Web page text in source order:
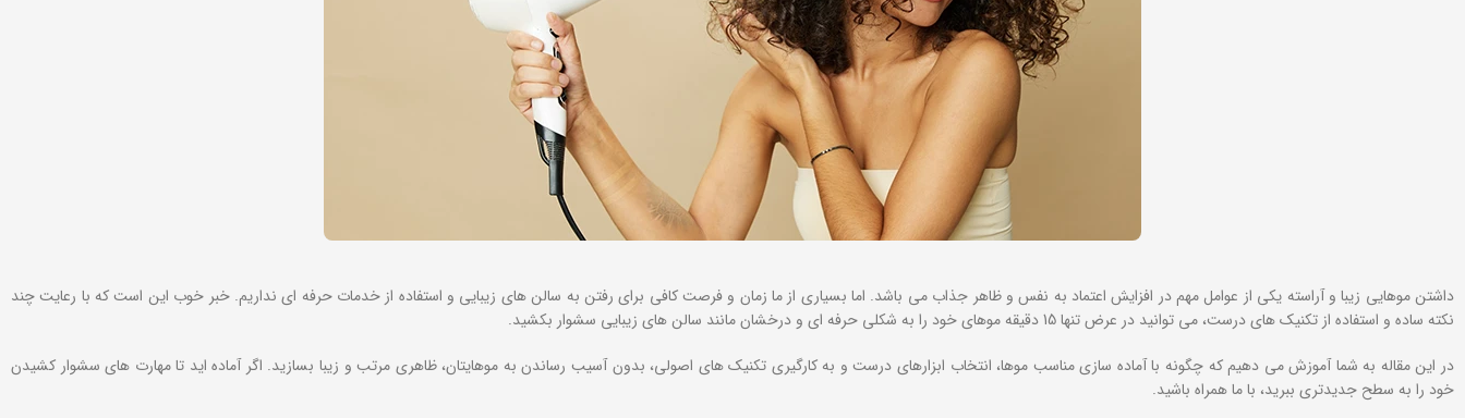
داشتن موهایی زیبا و آراسته یکی از عوامل مهم در افزایش اعتماد به نفس و ظاهر جذاب می باشد. اما بسیاری از ما زمان و فرصت کافی برای رفتن به سالن های زیبایی و استفاده از خدمات حرفه ای نداریم. خبر خوب این است که با رعایت چند
نکته ساده و استفاده از تکنیک های درست، می توانید در عرض تنها 15 دقیقه موهای خود را به شکلی حرفه ای و درخشان مانند سالن های زیبایی سشوار بکشید.
در این مقاله به شما آموزش می دهیم که چگونه با آماده سازی مناسب موها، انتخاب ابزارهای درست و به کارگیری تکنیک های اصولی، بدون آسیب رساندن به موهایتان، ظاهری مرتب و زیبا بسازید. اگر آماده اید تا مهارت های سشوار کشیدن
خود را به سطح جدیدتری ببرید، با ما همراه باشید.